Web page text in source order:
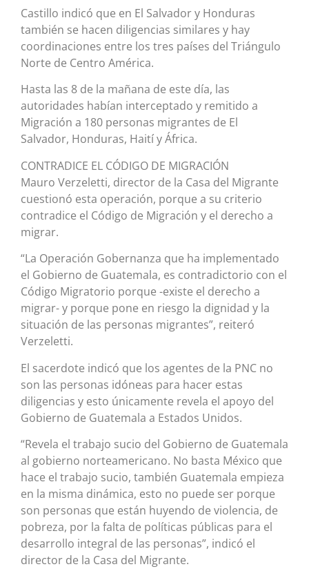
Castillo indicó que en El Salvador y Honduras
también se hacen diligencias similares y hay
coordinaciones entre los tres países del Triángulo
Norte de Centro América.
Hasta las 8 de la mañana de este día, las
autoridades habían interceptado y remitido a
Migración a 180 personas migrantes de El
Salvador, Honduras, Haití y África.
CONTRADICE EL CÓDIGO DE MIGRACIÓN
Mauro Verzeletti, director de la Casa del Migrante
cuestionó esta operación, porque a su criterio
contradice el Código de Migración y el derecho a
migrar.
“La Operación Gobernanza que ha implementado
el Gobierno de Guatemala, es contradictorio con el
Código Migratorio porque -existe el derecho a
migrar- y porque pone en riesgo la dignidad y la
situación de las personas migrantes”, reiteró
Verzeletti.
El sacerdote indicó que los agentes de la PNC no
son las personas idóneas para hacer estas
diligencias y esto únicamente revela el apoyo del
Gobierno de Guatemala a Estados Unidos.
“Revela el trabajo sucio del Gobierno de Guatemala
al gobierno norteamericano. No basta México que
hace el trabajo sucio, también Guatemala empieza
en la misma dinámica, esto no puede ser porque
son personas que están huyendo de violencia, de
pobreza, por la falta de políticas públicas para el
desarrollo integral de las personas”, indicó el
director de la Casa del Migrante.